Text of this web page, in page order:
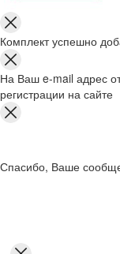
Комплект успешно
На Ваш e-mail адрес
регистрации на сайте
Спасибо, Ваше